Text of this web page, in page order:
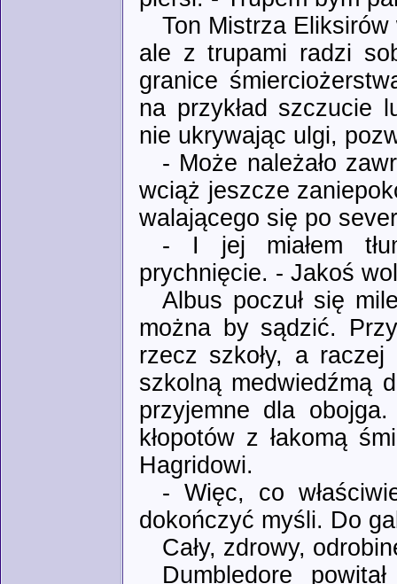
Ton Mistrza
ale z trupami radzi
granice
na przykład szczucie
nie ukrywając ulgi,
- Może należało
wciąż jeszcze
walającego się po
- I jej miałem
prychnięcie. - Jakoś
Albus poczuł się
można by sądzić.
rzecz szkoły, a
szkolną medwiedźmą
przyjemne dla
kłopotów z łakomą
Hagridowi.
- Więc, co
dokończyć myśli. Do
Cały, zdrowy,
Dumbledore